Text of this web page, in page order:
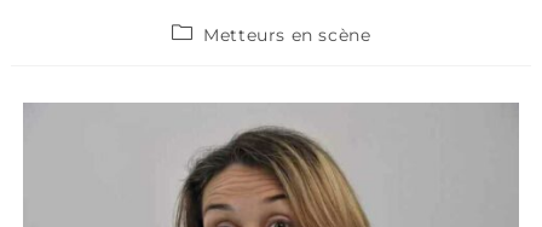
Metteurs en scène